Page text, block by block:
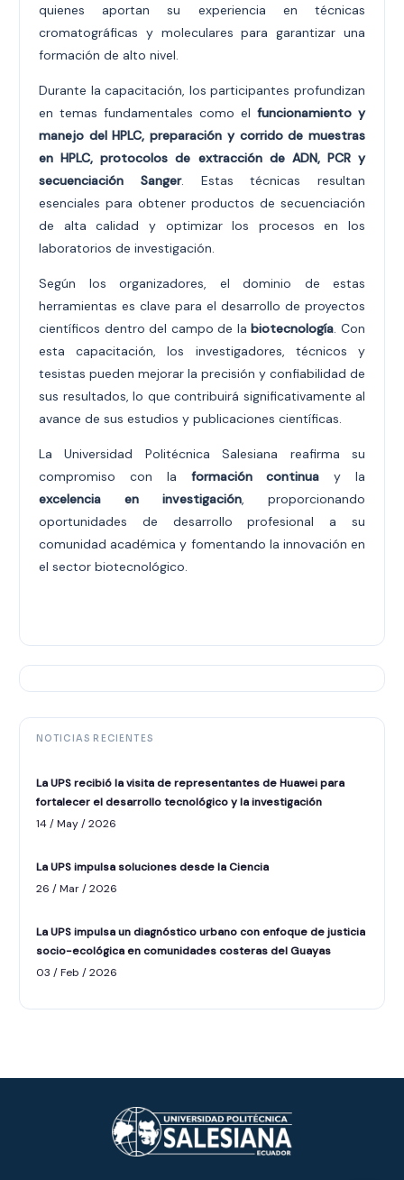
quienes aportan su experiencia en técnicas
cromatográficas y moleculares para garantizar una
formación de alto nivel.
Durante la capacitación, los participantes profundizan
en temas fundamentales como el funcionamiento y
manejo del HPLC, preparación y corrido de muestras
en HPLC, protocolos de extracción de ADN, PCR y
secuenciación Sanger. Estas técnicas resultan
esenciales para obtener productos de secuenciación
de alta calidad y optimizar los procesos en los
laboratorios de investigación.
Según los organizadores, el dominio de estas
herramientas es clave para el desarrollo de proyectos
científicos dentro del campo de labiotecnología. Con
esta capacitación, los investigadores, técnicos y
tesistas pueden mejorar la precisión y confiabilidad de
sus resultados, lo que contribuirá significativamente al
avance de sus estudios y publicaciones científicas.
La Universidad Politécnica Salesiana reafirma su
compromiso con la formación continua y la
excelencia en investigación, proporcionando
oportunidades de desarrollo profesional a su
comunidad académica y fomentando la innovación en
el sector biotecnológico.
NOTICIAS RECIENTES
La UPS recibió la visita de representantes de Huawei para
fortalecer el desarrollo tecnológico y la investigación
14 / May / 2026
La UPS impulsa soluciones desde la Ciencia
26 / Mar / 2026
La UPS impulsa un diagnóstico urbano con enfoque de justicia
socio-ecológica en comunidades costeras del Guayas
03 / Feb / 2026
ASISTENTE UPS